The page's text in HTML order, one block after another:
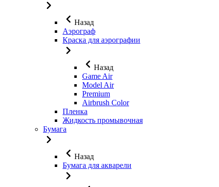
Назад
Аэрограф
Краска для аэрографии
Назад
Game Air
Model Air
Premium
Airbrush Color
Пленка
Жидкость промывочная
Бумага
Назад
Бумага для акварели